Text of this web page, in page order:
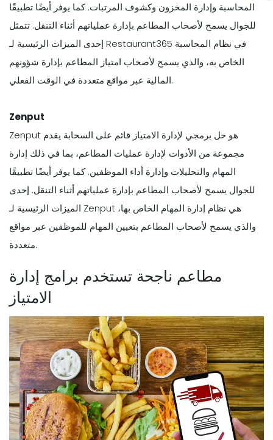
المحاسبة وإدارة المخزون وكشوف المرتبات. كما يوفر أيضًا تطبيقًا
للجوال يسمح لأصحاب المطاعم بإدارة عملياتهم أثناء التنقل. تتمثل
إحدى الميزات الرئيسية لـ Restaurant365 في نظام المحاسبة
الخاص به، والذي يسمح لأصحاب امتياز المطاعم بإدارة شؤونهم
المالية عبر مواقع متعددة في الوقت الفعلي.
Zenput
Zenput هو حل برمجي لإدارة الامتياز قائم على السحابة يقدم
مجموعة من الأدوات لإدارة عمليات المطاعم، بما في ذلك إدارة
المهام والتحليلات وإدارة أداء الموظفين. كما يوفر أيضًا تطبيقًا
للجوال يسمح لأصحاب المطاعم بإدارة عملياتهم أثناء التنقل. إحدى
الميزات الرئيسية لـ Zenput هي نظام إدارة المهام الخاص بها،
والذي يسمح لأصحاب المطاعم بتعيين المهام للموظفين عبر مواقع
متعددة.
مطاعم ناجحة تستخدم برامج إدارة
الامتياز